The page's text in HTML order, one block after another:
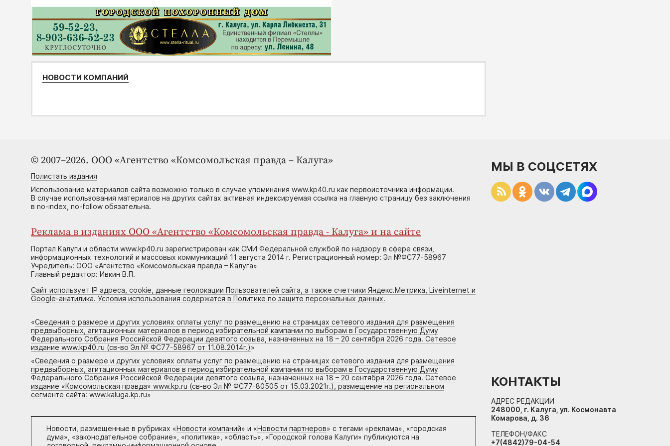
НОВОСТИ КОМПАНИЙ
© 2007–2026. ООО «Агентство «Комсомольская правда – Калуга»
Полистать издания
Использование материалов сайта возможно только в случае упоминания www.kp40.ru как первоисточника информации.
В случае использования материалов на других сайтах активная индексируемая ссылка на главную страницу без заключения
в no-index, no-follow обязательна.
Реклама в изданиях ООО «Агентство «Комсомольская правда - Калуга» и на сайте
Портал Калуги и области www.kp40.ru зарегистрирован как СМИ Федеральной службой по надзору в сфере связи,
информационных технологий и массовых коммуникаций 11 августа 2014 г. Регистрационный номер: Эл №ФС77-58967
Учредитель: ООО «Агентство «Комсомольская правда – Калуга»
Главный редактор: Ивкин В.П.
Сайт использует IP адреса, cookie, данные геолокации Пользователей сайта, а также счетчики Яндекс.Метрика, Liveinternet и
Google-анатилика. Условия использования содержатся в Политике по защите персональных данных.
«Сведения о размере и других условиях оплаты услуг по размещению на страницах сетевого издания для размещения
предвыборных, агитационных материалов в период избирательной кампании по выборам в Государственную Думу
Федерального Собрания Российской Федерации девятого созыва, назначенных на 18 – 20 сентября 2026 года. Сетевое
издание www.kp40.ru (св-во Эл № ФС77-58967 от 11.08.2014г.)»
«Сведения о размере и других условиях оплаты услуг по размещению на страницах сетевого издания для размещения
предвыборных, агитационных материалов в период избирательной кампании по выборам в Государственную Думу
Федерального Собрания Российской Федерации девятого созыва, назначенных на 18 – 20 сентября 2026 года. Сетевое
издание «Комсомольская правда» www.kp.ru (св-во Эл № ФС77-80505 от 15.03.2021г.), размещение на региональном
сегменте сайта: www.kaluga.kp.ru»
Новости, размещенные в рубриках «Новости компаний» и «Новости партнеров» с тегами «реклама», «городская
дума», «законодательное собрание», «политика», «область», «Городской голова Калуги» публикуются на
МЫ В СОЦСЕТЯХ
КОНТАКТЫ
АДРЕС РЕДАКЦИИ
248000, г. Калуга, ул. Космонавта
Комарова, д. 36
ТЕЛЕФОН/ФАКС
+7(4842)79-04-54